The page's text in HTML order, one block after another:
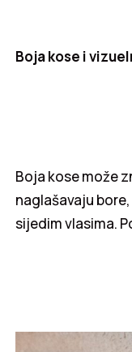
Boja kose i
Boja kose može
naglašavaju
sijedim vlasima.